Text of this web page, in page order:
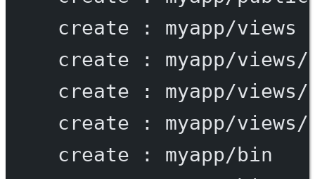
create
:
myapp/views
create
:
myapp/
create
:
myapp/
create
:
myapp/
create
:
myapp/bin